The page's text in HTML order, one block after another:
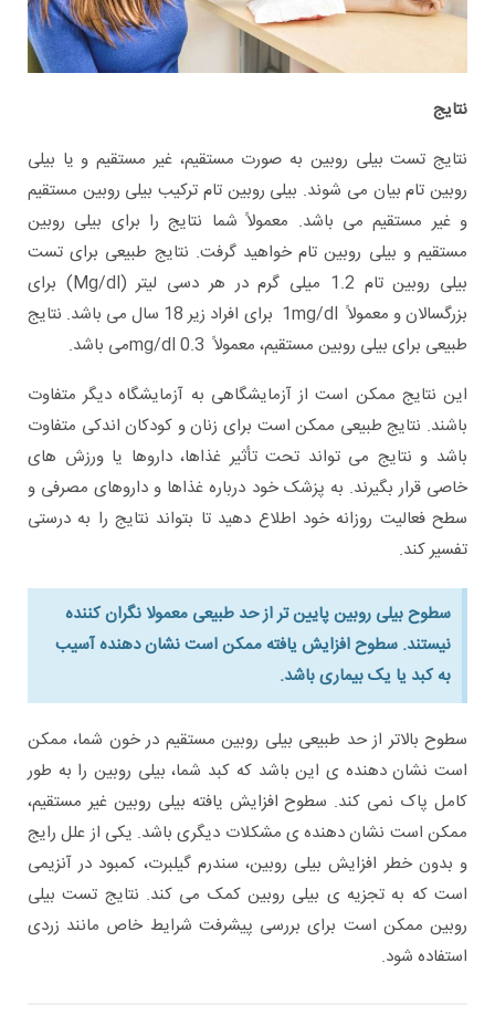
نتایج
نتایج تست بیلی روبین به صورت مستقیم، غیر مستقیم و یا بیلی
روبین تام بیان می شوند. بیلی روبین تام ترکیب بیلی روبین مستقیم
و غیر مستقیم می باشد. معمولاً شما نتایج را برای بیلی روبین
مستقیم و بیلی روبین تام خواهید گرفت. نتایج طبیعی برای تست
بیلی روبین تام 1.2 میلی گرم در هر دسی لیتر (Mg/dl) برای
بزرگسالان و معمولاً 1mg/dl برای افراد زیر 18 سال می باشد. نتایج
طبیعی برای بیلی روبین مستقیم، معمولاً 0.3 mg/dlمی باشد.
این نتایج ممکن است از آزمایشگاهی به آزمایشگاه دیگر متفاوت
باشند. نتایج طبیعی ممکن است برای زنان و کودکان اندکی متفاوت
باشد و نتایج می تواند تحت تأثیر غذاها، داروها یا ورزش های
خاصی قرار بگیرند. به پزشک خود درباره غذاها و داروهای مصرفی و
سطح فعالیت روزانه خود اطلاع دهید تا بتواند نتایج را به درستی
تفسیر کند.
سطوح بیلی روبین پایین تر از حد طبیعی معمولا نگران کننده
نیستند. سطوح افزایش یافته ممکن است نشان دهنده آسیب
به کبد یا یک بیماری باشد.
سطوح بالاتر از حد طبیعی بیلی روبین مستقیم در خون شما، ممکن
است نشان دهنده ی این باشد که کبد شما، بیلی روبین را به طور
کامل پاک نمی کند. سطوح افزایش یافته بیلی روبین غیر مستقیم،
ممکن است نشان دهنده ی مشکلات دیگری باشد. یکی از علل رایج
و بدون خطر افزایش بیلی روبین، سندرم گیلبرت، کمبود در آنزیمی
است که به تجزیه ی بیلی روبین کمک می کند. نتایج تست بیلی
روبین ممکن است برای بررسی پیشرفت شرایط خاص مانند زردی
استفاده شود.